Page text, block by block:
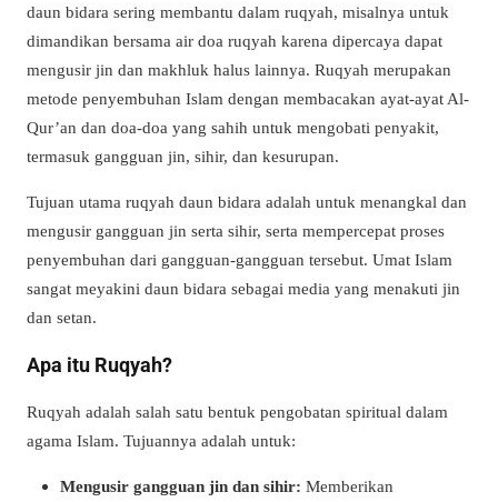
daun bidara sering membantu dalam ruqyah, misalnya untuk
dimandikan bersama air doa ruqyah karena dipercaya dapat
mengusir jin dan makhluk halus lainnya. Ruqyah merupakan
metode penyembuhan Islam dengan membacakan ayat-ayat Al-
Qur’an dan doa-doa yang sahih untuk mengobati penyakit,
termasuk gangguan jin, sihir, dan kesurupan.
Tujuan utama ruqyah daun bidara adalah untuk menangkal dan
mengusir gangguan jin serta sihir, serta mempercepat proses
penyembuhan dari gangguan-gangguan tersebut. Umat Islam
sangat meyakini daun bidara sebagai media yang menakuti jin
dan setan.
Apa itu Ruqyah?
Ruqyah adalah salah satu bentuk pengobatan spiritual dalam
agama Islam. Tujuannya adalah untuk:
Mengusir gangguan jin dan sihir: Memberikan